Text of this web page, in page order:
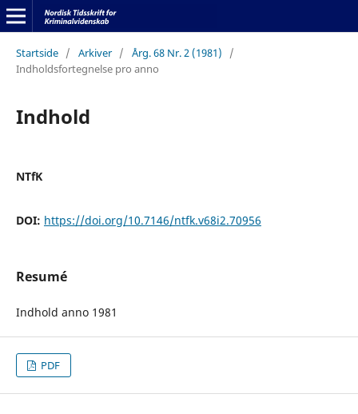
Startside / Arkiver / Årg. 68 Nr. 2 (1981)
/
Indholdsfortegnelse pro anno
Indhold
NTfK
DOI: https://doi.org/10.7146/ntfk.v68i2.70956
Resumé
Indhold anno 1981
PDF